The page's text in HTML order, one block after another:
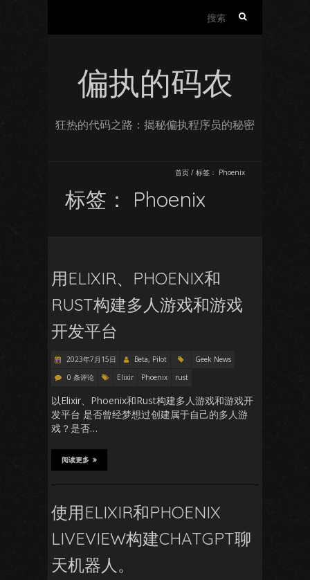
偏执的码农
狂热的代码之路：揭秘偏执程序员的秘密
首页 / 标签： Phoenix
标签： Phoenix
用ELIXIR、PHOENIX和
RUST构建多人游戏和游戏
开发平台
2023年7月15日 Beta, Pilot
Geek News
0 条评论
Elixir Phoenix rust
以Elixir、Phoenix和Rust构建多人游戏和游戏开
发平台 是否曾经梦想过创建属于自己的多人游
戏？是否…
阅读更多
使用ELIXIR和PHOENIX
LIVEVIEW构建CHATGPT聊
天机器人。